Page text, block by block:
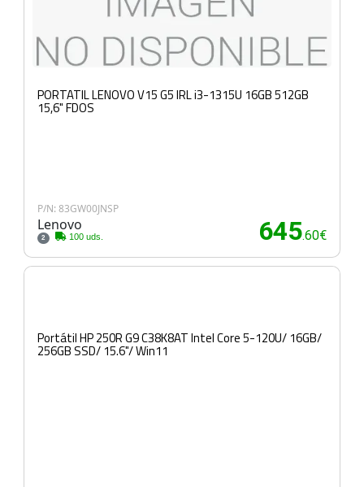
PORTATIL LENOVO V15 G5 IRL i3-1315U 16GB 512GB
15,6" FDOS
P/N: 83GW00JNSP
Lenovo
2 100 uds. 645.60€
Portátil HP 250R G9 C38K8AT Intel Core 5-120U/ 16GB/
256GB SSD/ 15.6"/ Win11